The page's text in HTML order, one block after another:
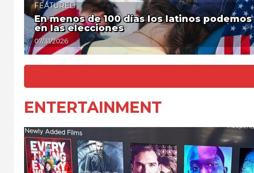
FEATURED
En menos de 100 días los latinos
en las elecciones
07/31/2026
ENTERTAINMENT